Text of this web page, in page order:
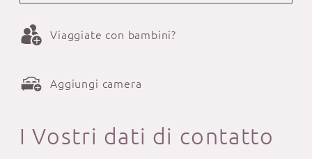
Viaggiate con bambini?
Aggiungi camera
I Vostri dati di contatto